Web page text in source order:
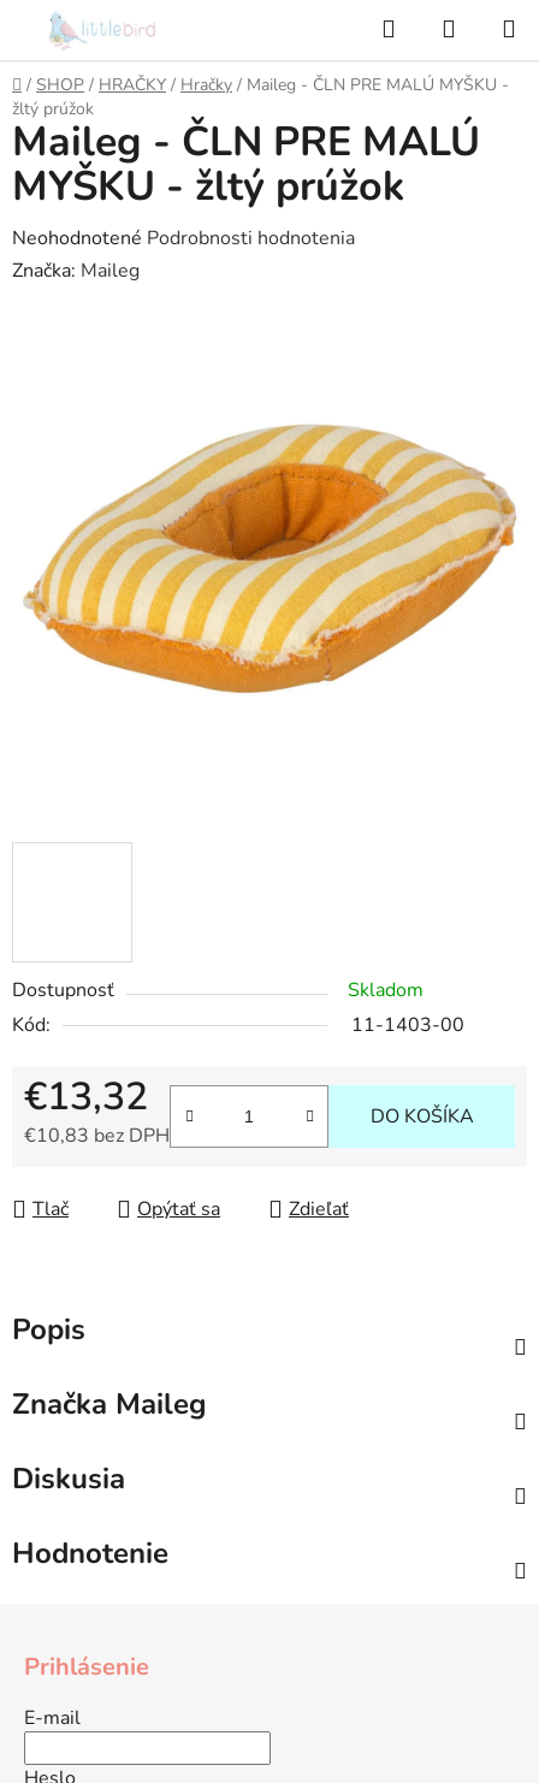
obsah
Hľadať
KOŠÍK
Domov
/ SHOP / HRAČKY / Hračky / Maileg - ČLN PRE MALÚ MYŠKU -
žltý prúžok
Dostupnosť
Skladom
Kód:
11-1403-00
€13,32
€10,83 bez DPH
DO KOŠÍKA
Tlač Opýtať sa Zdieľať
Maileg - ČLN PRE MALÚ
MYŠKU - žltý prúžok
Priemerné
hodnotenie
Neohodnotené Podrobnosti hodnotenia
Značka: Maileg
Popis
Značka Maileg
Diskusia
Hodnotenie
Prihlásenie
E-mail